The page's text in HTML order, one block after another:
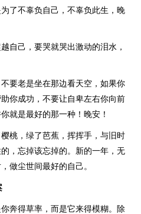
了不辜负自己，不辜负此生，晚
自己，要哭就哭出激动的泪水，
要老是坐在那边看天空，如果你
你成功，不要让自卑左右你向前
就是最好的那一种！晚安！
桃，绿了芭蕉，挥挥手，与旧时
，忘掉该忘掉的。新的一年，无
做尘世间最好的自己。
奔得草率，而是它来得模糊。除